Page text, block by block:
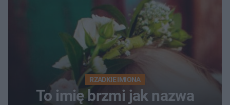
RZADKIE IMIONA
To imię brzmi jak nazwa